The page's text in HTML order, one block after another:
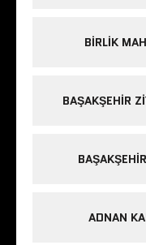
BIRLIK
BAŞAKŞEHIR
ADNAN